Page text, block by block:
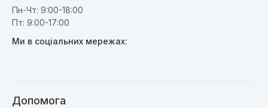
Пн-Чт: 9:00-18:00
Пт: 9:00-17:00
Ми в соціальних мережах:
Допомога